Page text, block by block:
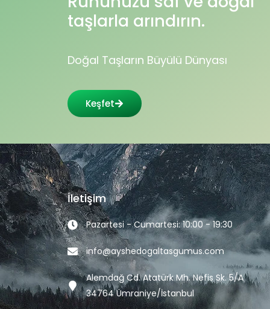
taşlarla arındırın.
Doğal Taşların Büyülü Dünyası
Keşfet
İletişim
Pazartesi - Cumartesi: 10:00 - 19:30
info@ayshedogaltasgumus.com
Alemdağ Cd. Atatürk Mh. Nefis Sk. 5/A
34764 Ümraniye/İstanbul